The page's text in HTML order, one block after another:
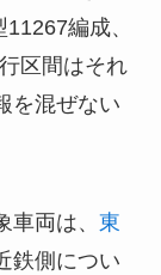
編成、
区間はそれ
を混ぜない
両は、 東
鉄側につい